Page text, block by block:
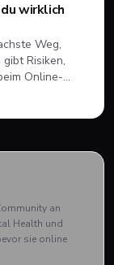
wirklich
Weg,
Risiken,
Online-
an
Health und
sie online